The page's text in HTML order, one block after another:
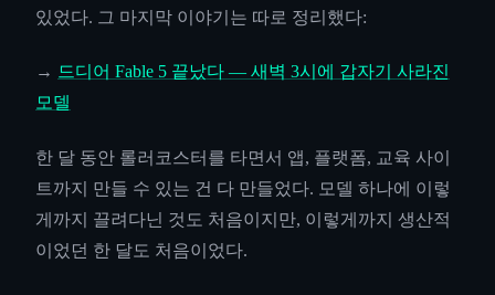
있었다. 그 마지막 이야기는 따로 정리했다:
→ 드디어 Fable 5 끝났다 — 새벽 3시에 갑자기 사라진
모델
한 달 동안 롤러코스터를 타면서 앱, 플랫폼, 교육 사이
트까지 만들 수 있는 건 다 만들었다. 모델 하나에 이렇
게까지 끌려다닌 것도 처음이지만, 이렇게까지 생산적
이었던 한 달도 처음이었다.